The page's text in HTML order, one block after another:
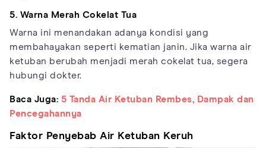
5. Warna Merah Cokelat Tua
Warna ini menandakan adanya kondisi yang
membahayakan seperti kematian janin. Jika warna air
ketuban berubah menjadi merah cokelat tua, segera
hubungi dokter.
Baca Juga: 5 Tanda Air Ketuban Rembes, Dampak dan
Pencegahannya
Faktor Penyebab Air Ketuban Keruh